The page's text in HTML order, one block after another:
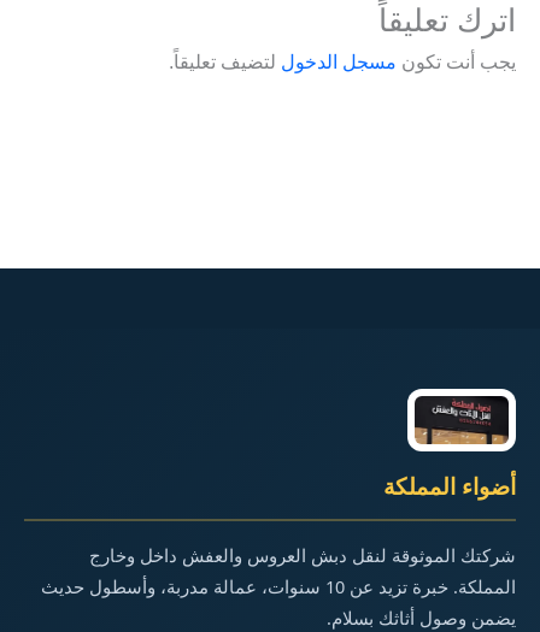
اترك تعليقاً
يجب أنت تكون مسجل الدخول لتضيف تعليقاً.
أضواء المملكة
شركتك الموثوقة لنقل دبش العروس والعفش داخل وخارج
المملكة. خبرة تزيد عن 10 سنوات، عمالة مدربة، وأسطول حديث
يضمن وصول أثاثك بسلام.